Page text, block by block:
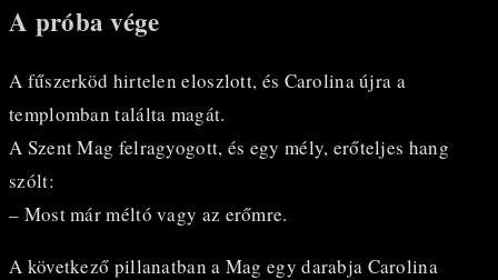
A próba vége
A fűszerköd hirtelen eloszlott, és Carolina újra a
templomban találta magát.
A Szent Mag felragyogott, és egy mély, erőteljes hang
szólt:
– Most már méltó vagy az erőmre.
A következő pillanatban a Mag egy darabja Carolina